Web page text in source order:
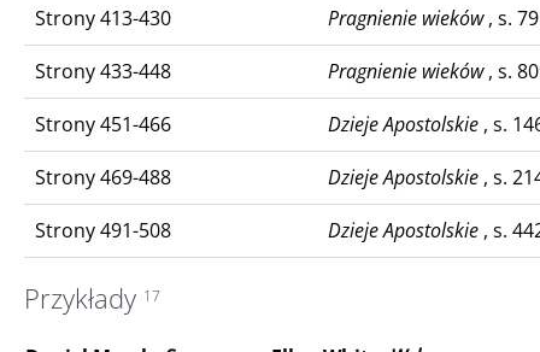
Strony 413-430
Pragnienie wieków, s.
Strony 433-448
Pragnienie wieków, s.
Strony 451-466
Dzieje Apostolskie, s.
Strony 469-488
Dzieje Apostolskie, s.
Strony 491-508
Dzieje Apostolskie, s.
Przykłady 17